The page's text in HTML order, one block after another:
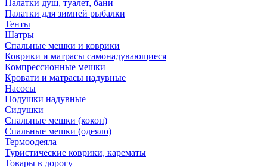
Палатки душ, туалет, бани
Палатки для зимней рыбалки
Тенты
Шатры
Спальные мешки и коврики
Коврики и матрасы самонадувающиеся
Компрессионные мешки
Кровати и матрасы надувные
Насосы
Подушки надувные
Сидушки
Спальные мешки (кокон)
Спальные мешки (одеяло)
Термоодеяла
Туристические коврики, карематы
Товары в дорогу